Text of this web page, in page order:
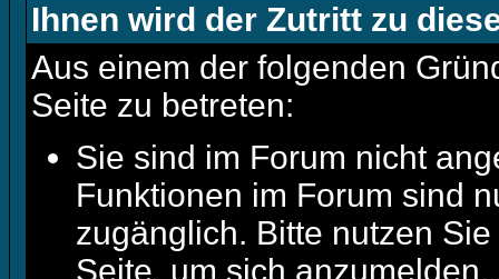
Ihnen wird der Zutritt zu
Aus einem der folgenden
Seite zu betreten:
Sie sind im Forum nicht
Funktionen im Forum sind
zugänglich. Bitte nutzen
Seite, um sich anzumelden.